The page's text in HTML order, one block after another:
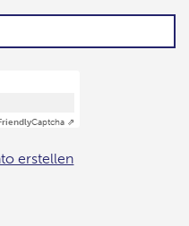
Captcha ⇗
erstellen